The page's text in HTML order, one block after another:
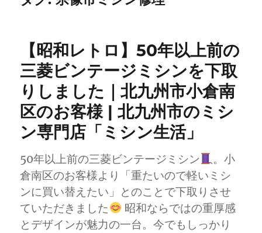
【昭和レトロ】50年以上前の
三菱ビンテージミシンを下取
りしました｜北九州市小倉南
区のお客様 | 北九州市のミシ
ン専門店「ミシン生活」
50年以上前の三菱ビンテージミシン
。小
倉南区のお客様より「重たいので軽いミシ
ンに買い替えたい」とのことで下取りさせ
ていただきました
昭和ならではの重厚感
とデザインが魅力の一台。今でもしっかり